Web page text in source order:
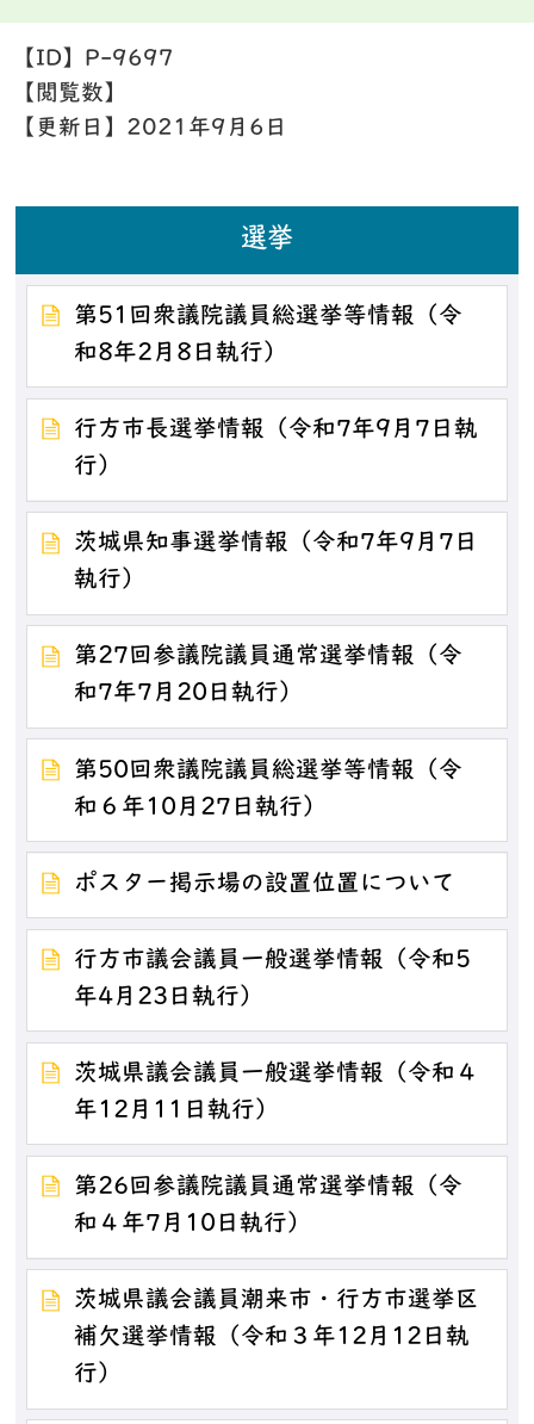
【ID】 P-9697
【閲覧数】
【更新日】 2021年9月6日
選挙
第51回衆議院議員総選挙等情報（令
和8年2月8日執行）
行方市長選挙情報（令和7年9月7日執
行）
茨城県知事選挙情報（令和7年9月7日
執行）
第27回参議院議員通常選挙情報（令
和7年7月20日執行）
第50回衆議院議員総選挙等情報（令
和６年10月27日執行）
ポスター掲示場の設置位置について
行方市議会議員一般選挙情報（令和5
年4月23日執行）
茨城県議会議員一般選挙情報（令和４
年12月11日執行）
第26回参議院議員通常選挙情報（令
和４年7月10日執行）
茨城県議会議員潮来市・行方市選挙区
補欠選挙情報（令和３年12月12日執
行）